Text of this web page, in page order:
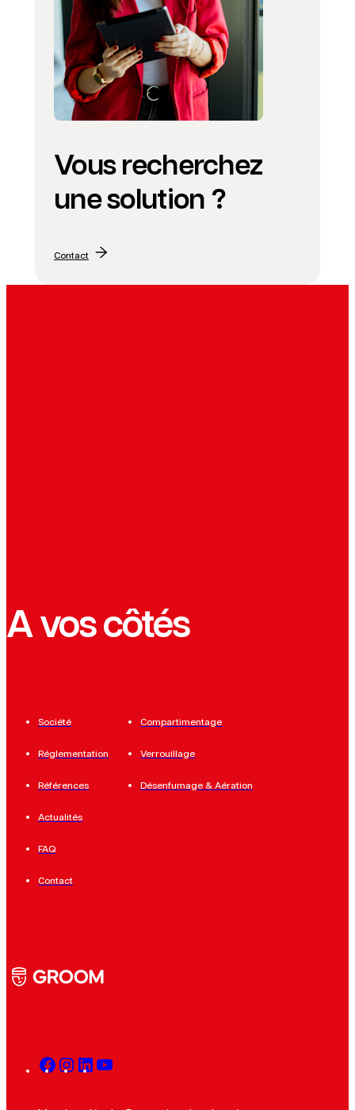
Vous recherchez
une solution ?
Contact
A vos côtés
Société
Réglementation
Références
Actualités
FAQ
Contact
Compartimentage
Verrouillage
Désenfumage & Aération